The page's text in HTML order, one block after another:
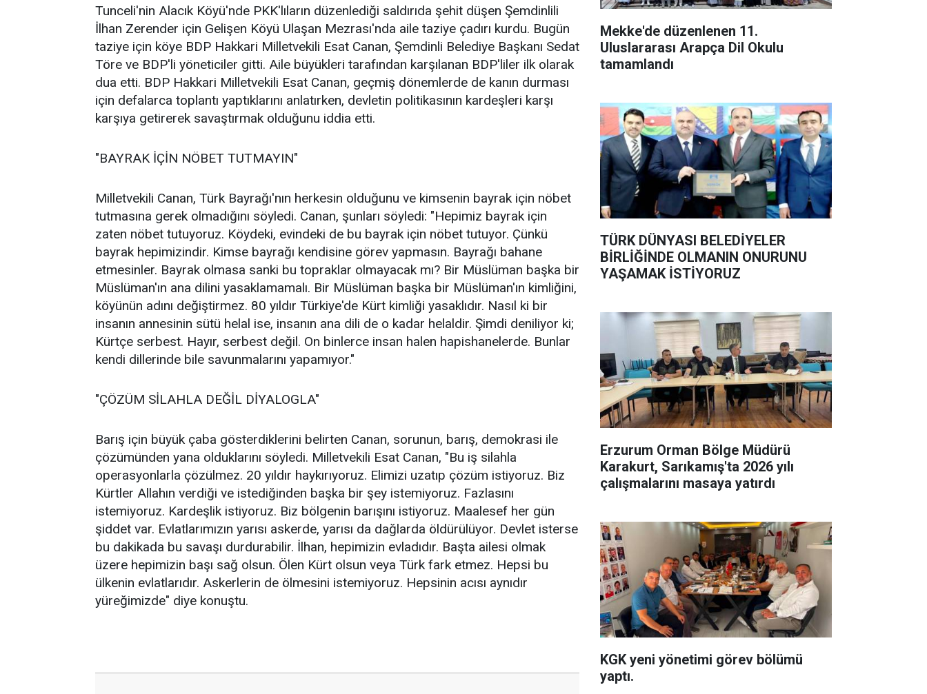
Tunceli'nin Alacık Köyü'nde PKK'lıların düzenlediği saldırıda şehit düşen Şemdinlili
İlhan Zerender için Gelişen Köyü Ulaşan Mezrası'nda aile taziye çadırı kurdu. Bugün
taziye için köye BDP Hakkari Milletvekili Esat Canan, Şemdinli Belediye Başkanı Sedat
Töre ve BDP'li yöneticiler gitti. Aile büyükleri tarafından karşılanan BDP'liler ilk olarak
dua etti. BDP Hakkari Milletvekili Esat Canan, geçmiş dönemlerde de kanın durması
için defalarca toplantı yaptıklarını anlatırken, devletin politikasının kardeşleri karşı
karşıya getirerek savaştırmak olduğunu iddia etti.
"BAYRAK İÇİN NÖBET TUTMAYIN"
Milletvekili Canan, Türk Bayrağı'nın herkesin olduğunu ve kimsenin bayrak için nöbet
tutmasına gerek olmadığını söyledi. Canan, şunları söyledi: "Hepimiz bayrak için
zaten nöbet tutuyoruz. Köydeki, evindeki de bu bayrak için nöbet tutuyor. Çünkü
bayrak hepimizindir. Kimse bayrağı kendisine görev yapmasın. Bayrağı bahane
etmesinler. Bayrak olmasa sanki bu topraklar olmayacak mı? Bir Müslüman başka bir
Müslüman'ın ana dilini yasaklamamalı. Bir Müslüman başka bir Müslüman'ın kimliğini,
köyünün adını değiştirmez. 80 yıldır Türkiye'de Kürt kimliği yasaklıdır. Nasıl ki bir
insanın annesinin sütü helal ise, insanın ana dili de o kadar helaldir. Şimdi deniliyor ki;
Kürtçe serbest. Hayır, serbest değil. On binlerce insan halen hapishanelerde. Bunlar
kendi dillerinde bile savunmalarını yapamıyor."
"ÇÖZÜM SİLAHLA DEĞİL DİYALOGLA"
Barış için büyük çaba gösterdiklerini belirten Canan, sorunun, barış, demokrasi ile
çözümünden yana olduklarını söyledi. Milletvekili Esat Canan, "Bu iş silahla
operasyonlarla çözülmez. 20 yıldır haykırıyoruz. Elimizi uzatıp çözüm istiyoruz. Biz
Kürtler Allahın verdiği ve istediğinden başka bir şey istemiyoruz. Fazlasını
istemiyoruz. Kardeşlik istiyoruz. Biz bölgenin barışını istiyoruz. Maalesef her gün
şiddet var. Evlatlarımızın yarısı askerde, yarısı da dağlarda öldürülüyor. Devlet isterse
bu dakikada bu savaşı durdurabilir. İlhan, hepimizin evladıdır. Başta ailesi olmak
üzere hepimizin başı sağ olsun. Ölen Kürt olsun veya Türk fark etmez. Hepsi bu
ülkenin evlatlarıdır. Askerlerin de ölmesini istemiyoruz. Hepsinin acısı aynıdır
yüreğimizde" diye konuştu.
Mekke'de düzenlenen 11.
Uluslararası Arapça Dil Okulu
tamamlandı
TÜRK DÜNYASI BELEDİYELER
BİRLİĞİNDE OLMANIN ONURUNU
YAŞAMAK İSTİYORUZ
Erzurum Orman Bölge Müdürü
Karakurt, Sarıkamış'ta 2026 yılı
çalışmalarını masaya yatırdı
KGK yeni yönetimi görev bölümü
yaptı.